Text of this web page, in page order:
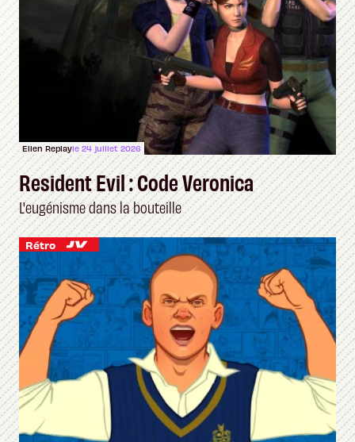
Ellen Replayle 24 juillet 2026
Resident Evil : Code Veronica
L'eugénisme dans la bouteille
Rétro